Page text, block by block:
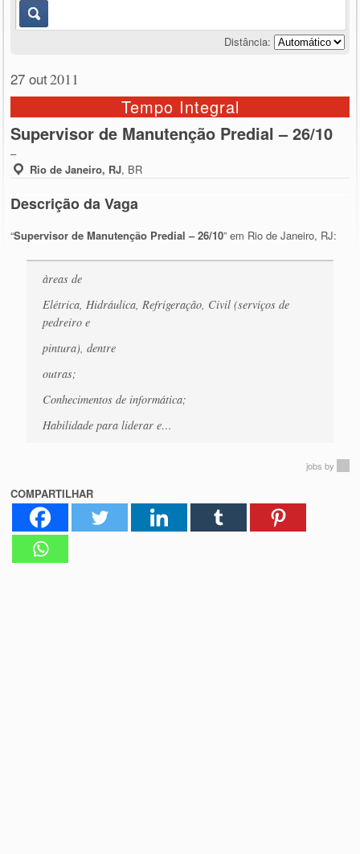
Distância:
27 out2011
Tempo Integral
Supervisor de Manutenção Predial – 26/10
–
Rio de Janeiro, RJ, BR
Descrição da Vaga
“Supervisor de Manutenção Predial – 26/10” em Rio de Janeiro, RJ:
àreas de
Elétrica, Hidráulica, Refrigeração, Civil (serviços de
pedreiro e
pintura), dentre
outras;
Conhecimentos de informática;
Habilidade para liderar e…
jobs by
COMPARTILHAR